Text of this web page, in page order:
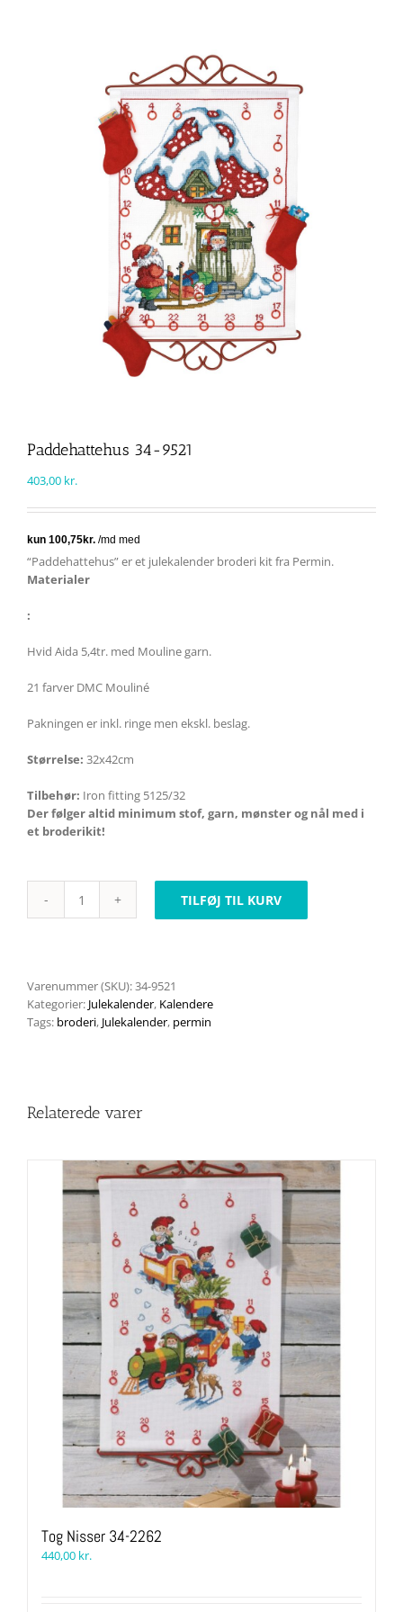
Paddehattehus 34-9521
403,00 kr.
“Paddehattehus” er et julekalender broderi kit fra Permin.
Materialer
:
Hvid Aida 5,4tr. med Mouline garn.
21 farver DMC Mouliné
Pakningen er inkl. ringe men ekskl. beslag.
Størrelse: 32x42cm
Tilbehør: Iron fitting 5125/32
Der følger altid minimum stof, garn, mønster og nål med i
et broderikit!
Paddehattehus
TILFØJ TIL KURV
Varenummer (SKU):34-9521
Kategorier: Julekalender, Kalendere
Tags: broderi, Julekalender, permin
Relaterede varer
Tog Nisser 34-2262
440,00 kr.